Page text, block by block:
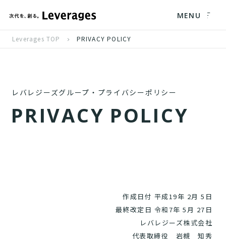
MENU
Leverages TOP PRIVACY POLICY
レバレジーズグループ・プライバシーポリシー
PRIVACY POLICY
作成日付 平成19年 2月 5日
最終改定日 令和7年 5月 27日
レバレジーズ株式会社
代表取締役 岩槻 知秀